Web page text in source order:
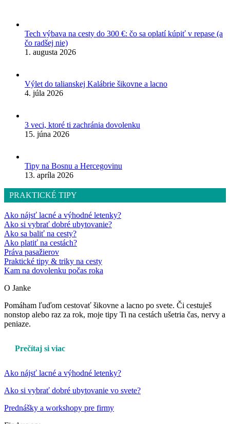
Tech výbava na cesty do 300 €: čo sa oplatí kúpiť v repase (a
čo radšej nie)
1. augusta 2026
Výlet do talianskej Kalábrie šikovne a lacno
4. júla 2026
3 veci, ktoré ti zachránia dovolenku
15. júna 2026
Tipy na Bosnu a Hercegovinu
13. apríla 2026
PRAKTICKÉ TIPY
Ako nájsť lacné a výhodné letenky?
Ako si vybrať dobré ubytovanie?
Ako sa baliť na cesty?
Ako platiť na cestách?
Práva pasažierov
Praktické tipy & triky na cesty
Kam na dovolenku počas roka
O Janke
Pomáham ľuďom cestovať šikovne a lacno po svete. Či cestuješ
nonstop alebo raz za rok, moje tipy Ti na cestách ušetria čas, nervy a
peniaze.
Prečítaj si viac
Ako nájsť lacné a výhodné letenky?
Ako si vybrať dobré ubytovanie vo svete?
Prednášky a workshopy pre firmy